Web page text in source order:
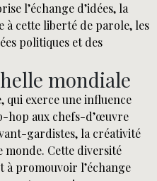
l’échange d’idées, la
à cette liberté de parole, les
politiques et des
mondiale
exerce une influence
hop aux chefs-d’œuvre
gardistes, la créativité
Cette diversité
à promouvoir l’échange